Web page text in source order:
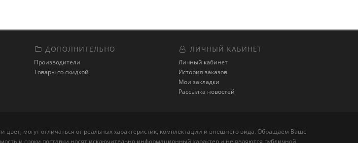
ДОПОЛНИТЕЛЬНО
Производители
Товары со скидкой
ЛИЧНЫЙ КАБИНЕТ
Личный кабинет
История заказов
Мои закладки
Рассылка новостей
цвет, могут отличаться от реальных характеристик, комплектации и внешнего вида. Обращаем Ваше
и сроки поставки носят исключительно информационный характер и не являются публичной